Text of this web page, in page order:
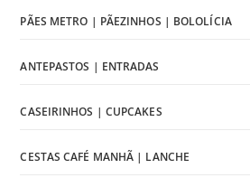
PÃES METRO | PÃEZINHOS | BOLOLÍCIA
ANTEPASTOS | ENTRADAS
CASEIRINHOS | CUPCAKES
CESTAS CAFÉ MANHÃ | LANCHE